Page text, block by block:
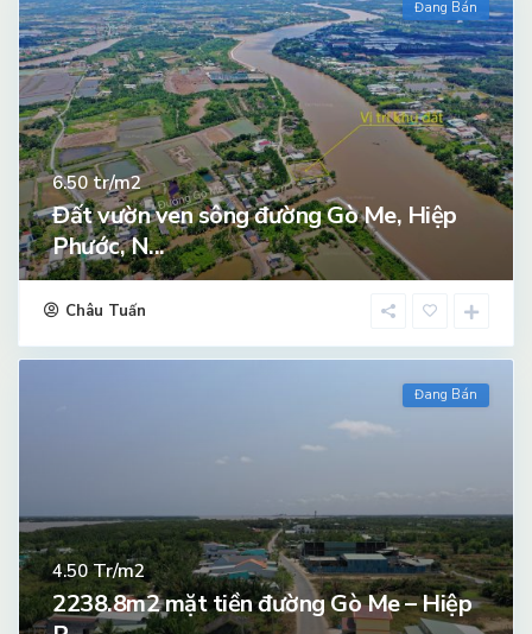
Đang Bán
6.50tr/m2
Đất vườn ven sông đường Gò Me, Hiệp
Phước, N...
Châu Tuấn
Đang Bán
4.50Tr/m2
2238.8m2 mặt tiền đường Gò Me – Hiệp